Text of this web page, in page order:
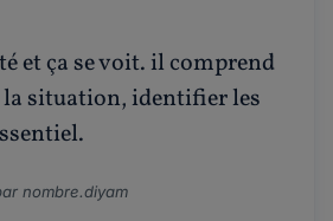
et ça se voit. il comprend
situation, identifier les
nombre.diyam